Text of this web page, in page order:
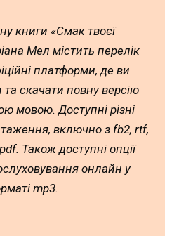
книги «Смак твоєї
Мел містить перелік
платформи, де ви
скачати повну версію
мовою. Доступні різні
включно з fb2, rtf,
Також доступні опції
онлайн у
mp3.